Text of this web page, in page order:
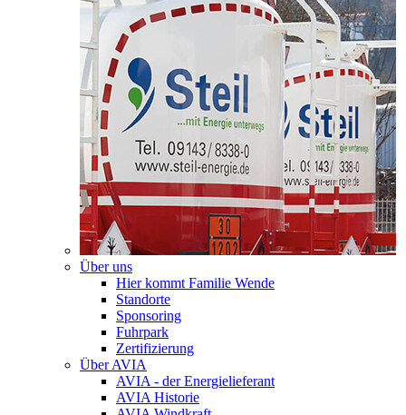
Über uns
Hier kommt Familie Wende
Standorte
Sponsoring
Fuhrpark
Zertifizierung
Über AVIA
AVIA - der Energielieferant
AVIA Historie